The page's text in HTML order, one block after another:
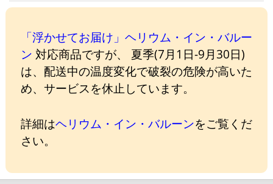
「浮かせてお届け」ヘリウム・イン・バルー
ン 対応商品ですが、 夏季(7月1日-9月30日)
は、配送中の温度変化で破裂の危険が高いた
め、サービスを休止しています。
詳細はヘリウム・イン・バルーンをご覧くだ
さい。